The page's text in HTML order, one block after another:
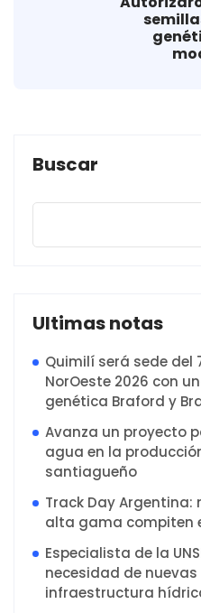
Buscar
Ultimas notas
Quimilí será sede del
NorOeste 2026 con
genética Braford y
Avanza un proyecto
agua en la
santiagueño
Track Day Argentina:
alta gama compiten
Especialista de la
necesidad de
infraestructura